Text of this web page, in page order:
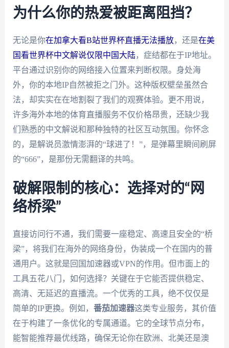
为什么你的热爱被距离阻挡？
无论是你在加拿大看B站世界杯直播无法播放，还是在美
国看世界杯中文解说仅限中国大陆，症结都在于IP地址。
平台通过识别你的网络接入位置来判断权限。身处海
外，你的本地IP自然被拒之门外。这种版权壁垒虽然合
法，却实实在在地割裂了我们的观赛体验。更不用说，
许多海外本地的体育直播服务不仅价格昂贵，还缺少我
们熟悉的中文解说和那种独特的社区互动氛围。你怀念
的，是解说员激情澎湃的“球进了！”，是弹幕里瞬间刷屏
的“666”，是那份无需翻译的共鸣。
破解限制的核心：选择对的“网
络桥梁”
直接访问行不通，我们需要一座稳定、高速且安全的“桥
梁”，将我们在海外的网络身份，伪装成一个在国内的普
通用户。这就是回国加速器或VPN的作用。但市面上的
工具五花八门，如何选择？关键在于它能否提供稳定、
高清、无延迟的直播流。一个优秀的工具，绝不仅仅是
简单的IP更换。例如， 番茄加速器这类专业服务，其价值
在于构建了一条优化的专属通道。它的全球节点分布，
能智能推荐最优线路，确保无论你在欧洲、北美还是澳